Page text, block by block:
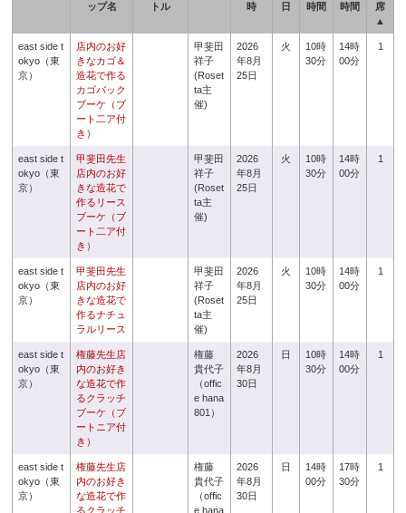
ップ名
トル
時
日
時間
時間
席
▲
east side t
okyo（東
京）
店内のお好
きなカゴ＆
造花で作る
カゴバック
ブーケ（ブ
ート二ア付
き）
甲斐田
祥子
(Roset
ta主
催)
2026
年8月
25日
火
10時
30分
14時
00分
1
east side t
okyo（東
京）
甲斐田先生
店内のお好
きな造花で
作るリース
ブーケ（ブ
ート二ア付
き）
甲斐田
祥子
(Roset
ta主
催)
2026
年8月
25日
火
10時
30分
14時
00分
1
east side t
okyo（東
京）
甲斐田先生
店内のお好
きな造花で
作るナチュ
ラルリース
甲斐田
祥子
(Roset
ta主
催)
2026
年8月
25日
火
10時
30分
14時
00分
1
east side t
okyo（東
京）
権藤先生店
内のお好き
な造花で作
るクラッチ
ブーケ（ブ
ートニア付
き）
権藤
貴代子
（offic
e hana
801）
2026
年8月
30日
日
10時
30分
14時
00分
1
east side t
okyo（東
京）
権藤先生店
内のお好き
な造花で作
るクラッチ
権藤
貴代子
（offic
e hana
2026
年8月
30日
日
14時
00分
17時
30分
1